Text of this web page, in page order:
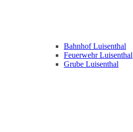
Bahnhof Luisenthal
Feuerwehr Luisenthal
Grube Luisenthal